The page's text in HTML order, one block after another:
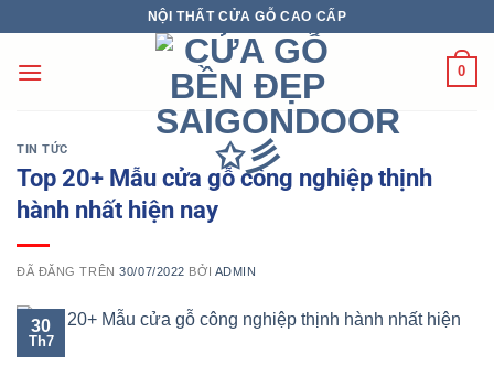
nội
NỘI THẤT CỬA GỖ CAO CẤP
0
TIN TỨC
Top 20+ Mẫu cửa gỗ công nghiệp thịnh
hành nhất hiện nay
ĐÃ ĐĂNG TRÊN30/07/2022 BỞI ADMIN
30
Th7